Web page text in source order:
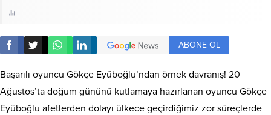
ABONE OL
Başarılı oyuncu Gökçe Eyüboğlu’ndan örnek davranış! 20
Ağustos’ta doğum gününü kutlamaya hazırlanan oyuncu Gökçe
Eyüboğlu afetlerden dolayı ülkece geçirdiğimiz zor süreçlerde